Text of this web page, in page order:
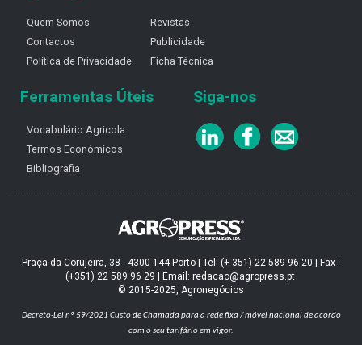
Quem Somos
Contactos
Política de Privacidade
Revistas
Publicidade
Ficha Técnica
Ferramentas Úteis
Vocabulário Agricola
Termos Económicos
Bibliografia
Siga-nos
Praça da Corujeira, 38 - 4300-144 Porto | Tel: (+ 351) 22 589 96 20 | Fax :
(+351) 22 589 96 29 | Email: redacao@agropress.pt
© 2015-2025, Agronegócios
Decreto-Lei nº 59/2021 Custo de Chamada para a rede fixa / móvel nacional de acordo
com o seu tarifário em vigor.